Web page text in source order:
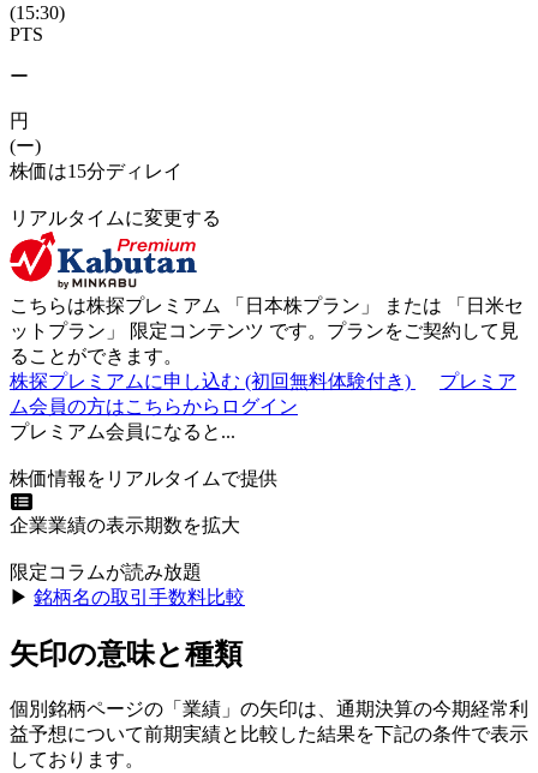
(15:30)
PTS
ー
円
(ー)
株価は15分ディレイ
リアルタイムに変更する
こちらは株探プレミアム 「 日本株プラン 」 または 「 日米セ
ットプラン 」 限定コンテンツ です。プランをご契約して見
ることができます。
株探プレミアムに申し込む (初回無料体験付き)
プレミア
ム会員の方はこちらからログイン
プレミアム会員になると...
株価情報をリアルタイムで提供
企業業績の表示期数を拡大
限定コラムが読み放題
▶︎ 銘柄名の取引手数料比較
矢印の意味と種類
個別銘柄ページの「業績」の矢印は、通期決算の今期経常利
益予想について前期実績と比較した結果を下記の条件で表示
しております。